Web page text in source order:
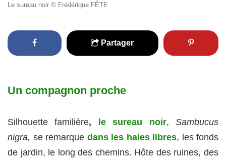
Le sureau noir © Frédérique FÊTE
Partager
Un compagnon proche
Silhouette familière, le sureau noir,Sambucus
nigra, se remarque dans les haies libres, les fonds
de jardin, le long des chemins. Hôte des ruines, des